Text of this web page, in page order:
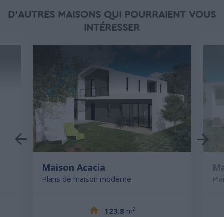
D'AUTRES MAISONS QUI POURRAIENT VOUS
INTÉRESSER
Maison Acacia
Plans de maison moderne
123.8 m²